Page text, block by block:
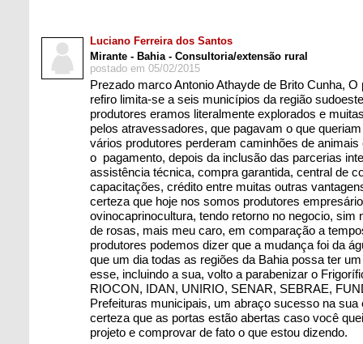
Luciano Ferreira dos Santos
Mirante - Bahia - Consultoria/extensão rural
postado em 05/02/2015
Prezado marco Antonio Athayde de Brito Cunha,
refiro limita-se a seis municípios da região
produtores eramos literalmente explorados e
pelos atravessadores, que pagavam o que
vários produtores perderam caminhões de animais
o pagamento, depois da inclusão das parcerias
assistência técnica, compra garantida, central de
capacitações, crédito entre muitas outras
certeza que hoje nos somos produtores
ovinocaprinocultura, tendo retorno no negocio, sim
de rosas, mais meu caro, em comparação a
produtores podemos dizer que a mudança foi da
que um dia todas as regiões da Bahia possa ter
esse, incluindo a sua, volto a parabenizar o
RIOCON, IDAN, UNIRIO, SENAR, SEBRAE,
Prefeituras municipais, um abraço sucesso na sua
certeza que as portas estão abertas caso você
projeto e comprovar de fato o que estou dizendo.